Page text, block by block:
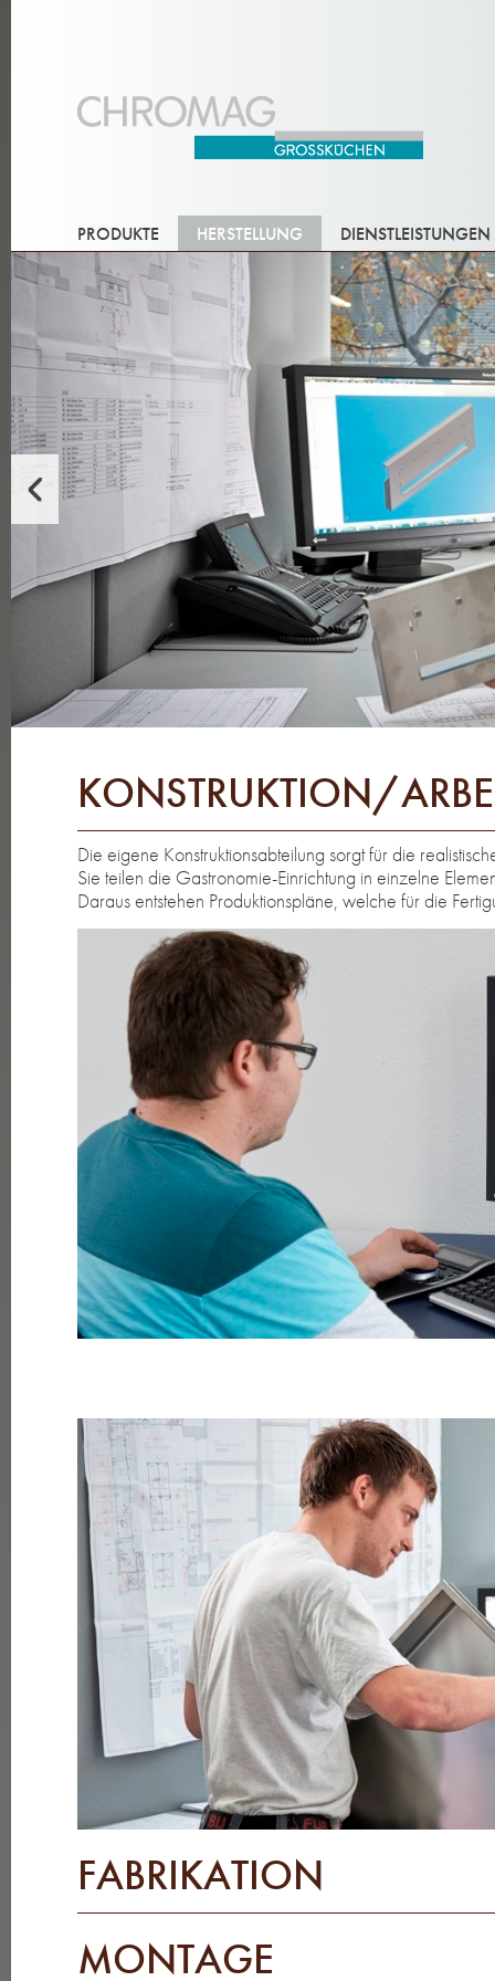
PRODUKTE HERSTELLUNG DIENSTLEISTUNGEN
KONSTRUKTION/
Die eigene Konstruktionsabteilung sorgt für die
Sie teilen die Gastronomie-Einrichtung in einzelne
Daraus entstehen Produktionspläne, welche für die
FABRIKATION
Mit modernsten Maschinen erfüllen wir individuelle
der kombinierten Stanz- und Lasermaschine sind wir in
MONTAGE